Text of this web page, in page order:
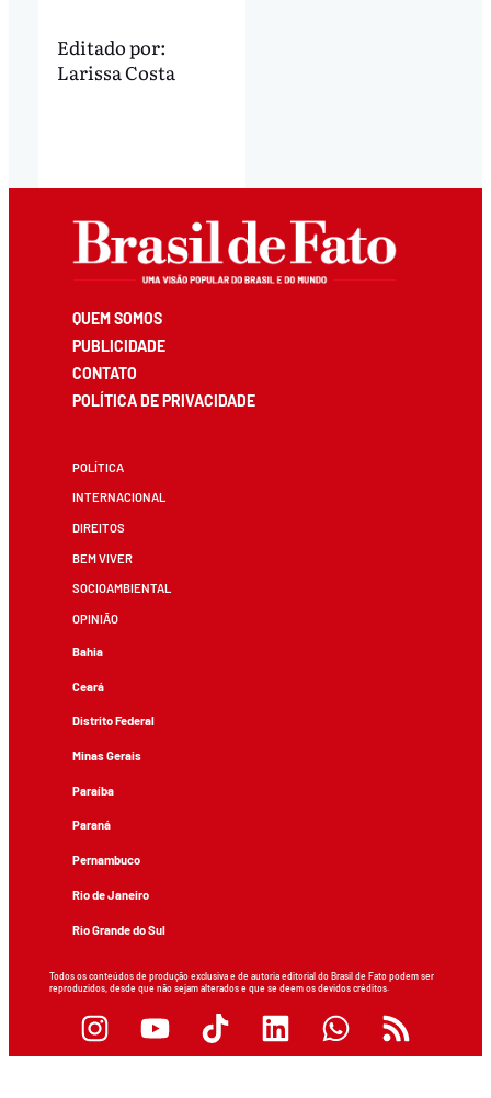
Editado por:
Larissa Costa
QUEM SOMOS
PUBLICIDADE
CONTATO
POLÍTICA DE PRIVACIDADE
POLÍTICA
INTERNACIONAL
DIREITOS
BEM VIVER
SOCIOAMBIENTAL
OPINIÃO
Bahia
Ceará
Distrito Federal
Minas Gerais
Paraíba
Paraná
Pernambuco
Rio de Janeiro
Rio Grande do Sul
Todos os conteúdos de produção exclusiva e de autoria editorial do Brasil de Fato podem ser
reproduzidos, desde que não sejam alterados e que se deem os devidos créditos.